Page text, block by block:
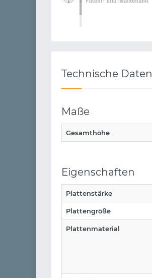
Technische Daten
Maße
Gesamthöhe
Eigenschaften
Plattenstärke
Plattengröße
Plattenmaterial